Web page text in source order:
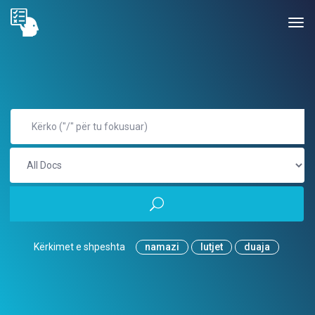
Kërkimet e shpeshta namazi lutjet duaja